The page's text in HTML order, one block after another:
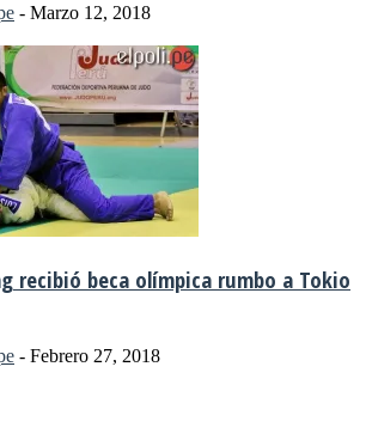
- Marzo 12, 2018
recibió beca olímpica rumbo a Tokio
- Febrero 27, 2018